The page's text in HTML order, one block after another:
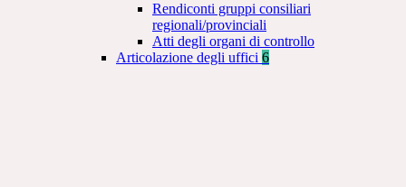
Rendiconti gruppi consiliari
regionali/provinciali
Atti degli organi di controllo
Articolazione degli uffici 6